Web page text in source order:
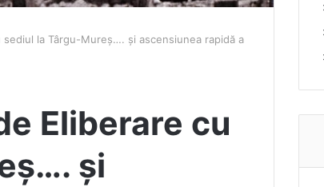
la Târgu-Mureș…. și ascensiunea rapidă a
Eliberare cu
și